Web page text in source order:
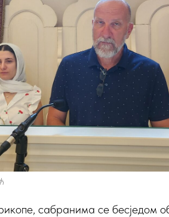
сабранима се бесједом